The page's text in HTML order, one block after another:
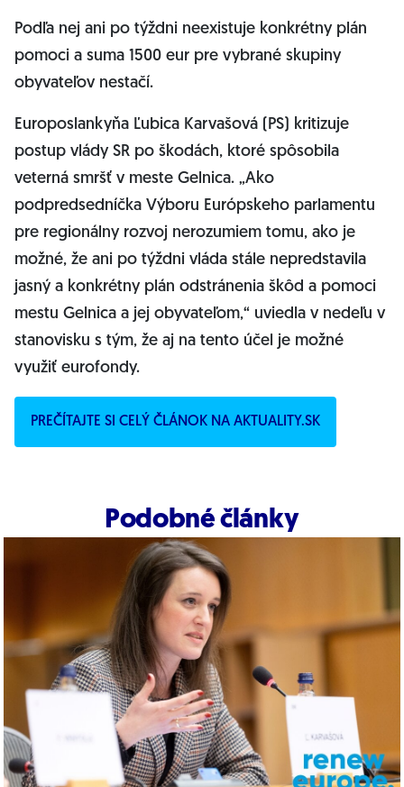
Podľa nej ani po týždni neexistuje konkrétny plán
pomoci a suma 1500 eur pre vybrané skupiny
obyvateľov nestačí.
Europoslankyňa Ľubica Karvašová (PS) kritizuje
postup vlády SR po škodách, ktoré spôsobila
veterná smršť v meste Gelnica. „Ako
podpredsedníčka Výboru Európskeho parlamentu
pre regionálny rozvoj nerozumiem tomu, ako je
možné, že ani po týždni vláda stále nepredstavila
jasný a konkrétny plán odstránenia škôd a pomoci
mestu Gelnica a jej obyvateľom,“ uviedla v nedeľu v
stanovisku s tým, že aj na tento účel je možné
využiť eurofondy.
PREČÍTAJTE SI CELÝ ČLÁNOK NA AKTUALITY.SK
Podobné články